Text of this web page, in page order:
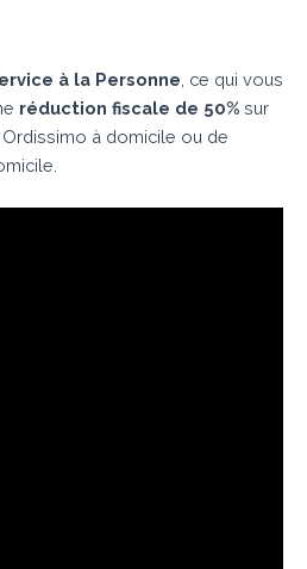
à la Personne , ce qui vous
réduction fiscale de 50% sur
Ordissimo à domicile ou de